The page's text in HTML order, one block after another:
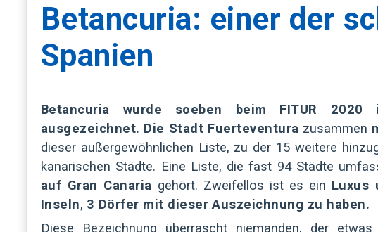
Betancuria: einer der
Spanien
Betancuria wurde soeben beim FITUR
ausgezeichnet. Die Stadt Fuerteventura zusammen
dieser außergewöhnlichen Liste, zu der 15 weitere
kanarischen Städte. Eine Liste, die fast 94 Städte
auf Gran Canaria gehört. Zweifellos ist es ein Luxus
Inseln, 3 Dörfer mit dieser Auszeichnung zu haben.
Diese Bezeichnung überrascht niemanden, der